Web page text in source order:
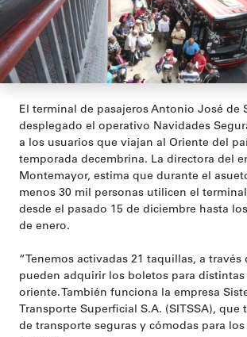
El terminal de pasajeros Antonio José de
desplegado el operativo Navidades
a los usuarios que viajan al Oriente del
temporada decembrina. La directora del
Montemayor, estima que durante el
menos 30 mil personas utilicen el
desde el pasado 15 de diciembre hasta
de enero.
“Tenemos activadas 21 taquillas, a través
pueden adquirir los boletos para distintas
oriente. También funciona la empresa
Transporte Superficial S.A. (SITSSA), que
de transporte seguras y cómodas para los